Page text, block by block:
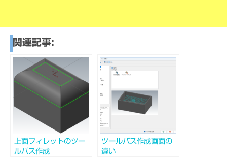
関連記事:
上面フィレットのツー
ルパス作成
ツールパス作成画面の
違い